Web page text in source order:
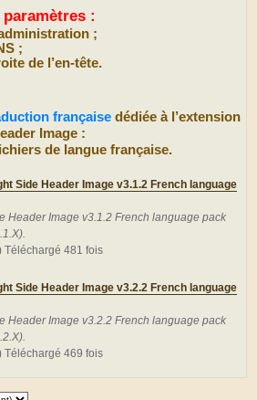
:
;
;
de l’en-tête.
française dédiée à l’extension
Image :
de langue française.
Side Header Image v3.1.2 French language
Header Image v3.1.2 French language pack
Téléchargé 481 fois
Side Header Image v3.2.2 French language
Header Image v3.2.2 French language pack
Téléchargé 469 fois